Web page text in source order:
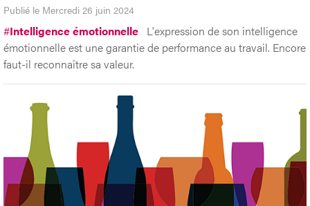
Publié le Mercredi 26 juin 2024
#Intelligence émotionnelle L'expression de son intelligence
émotionnelle est une garantie de performance au travail. Encore
faut-il reconnaître sa valeur.